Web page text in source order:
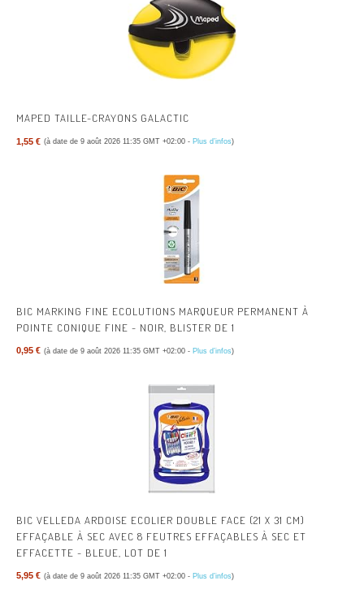
MAPED TAILLE-CRAYONS GALACTIC
1,55 € (à date de 9 août 2026 11:35 GMT +02:00 - Plus d’infos)
BIC MARKING FINE ECOLUTIONS MARQUEUR PERMANENT À
POINTE CONIQUE FINE - NOIR, BLISTER DE 1
0,95 € (à date de 9 août 2026 11:35 GMT +02:00 - Plus d’infos)
BIC VELLEDA ARDOISE ECOLIER DOUBLE FACE (21 X 31 CM)
EFFAÇABLE À SEC AVEC 8 FEUTRES EFFAÇABLES À SEC ET
EFFACETTE - BLEUE, LOT DE 1
5,95 € (à date de 9 août 2026 11:35 GMT +02:00 - Plus d’infos)